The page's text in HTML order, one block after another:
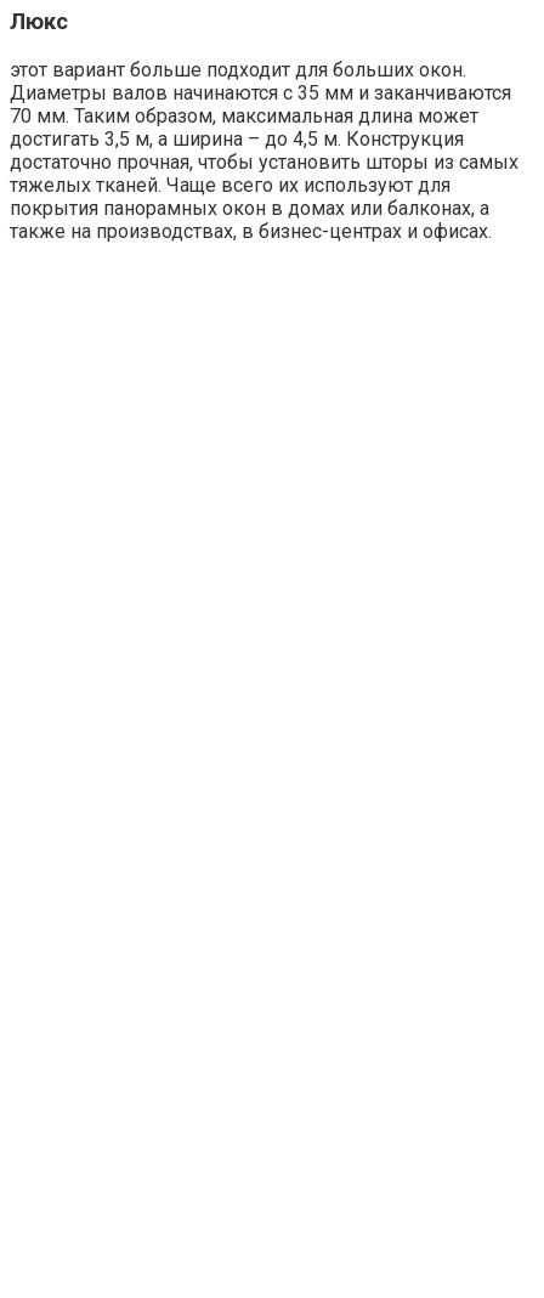
Люкс
этот вариант больше подходит для больших окон.
Диаметры валов начинаются с 35 мм и заканчиваются
70 мм. Таким образом, максимальная длина может
достигать 3,5 м, а ширина – до 4,5 м. Конструкция
достаточно прочная, чтобы установить шторы из самых
тяжелых тканей. Чаще всего их используют для
покрытия панорамных окон в домах или балконах, а
также на производствах, в бизнес-центрах и офисах.